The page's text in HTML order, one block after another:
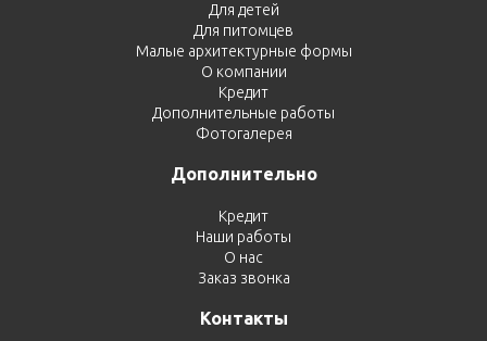
Для детей
Для питомцев
Малые архитектурные формы
О компании
Кредит
Дополнительные работы
Фотогалерея
Дополнительно
Кредит
Наши работы
О нас
Заказ звонка
Контакты